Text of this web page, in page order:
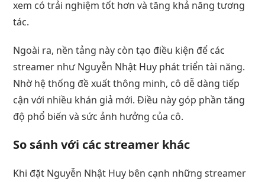
xem có trải nghiệm tốt hơn và tăng khả năng tương
tác.
Ngoài ra, nền tảng này còn tạo điều kiện để các
streamer như Nguyễn Nhật Huy phát triển tài năng.
Nhờ hệ thống đề xuất thông minh, cô dễ dàng tiếp
cận với nhiều khán giả mới. Điều này góp phần tăng
độ phổ biến và sức ảnh hưởng của cô.
So sánh với các streamer khác
Khi đặt Nguyễn Nhật Huy bên cạnh những streamer